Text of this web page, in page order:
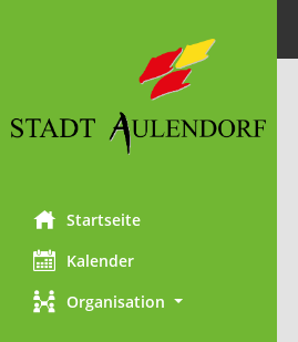
Startseite
Kalender
Organisation